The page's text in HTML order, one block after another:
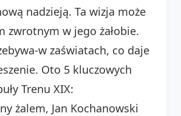
nadzieją. Ta wizja może
zwrotnym w jego żałobie.
w zaświatach, co daje
Oto 5 kluczowych
Trenu XIX:
żalem, Jan Kochanowski